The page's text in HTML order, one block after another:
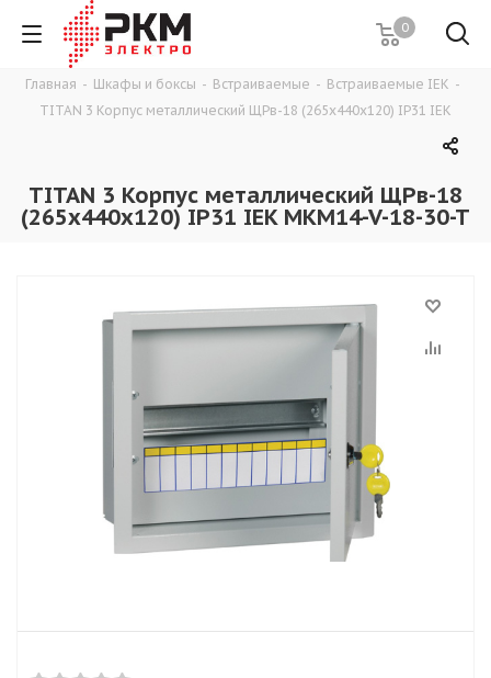
0
Главная - Шкафы и боксы - Встраиваемые - Встраиваемые IEK -
TITAN 3 Корпус металлический ЩРв-18 (265х440х120) IP31 IEK
TITAN 3 Корпус металлический ЩРв-18
(265х440х120) IP31 IEK MKM14-V-18-30-T